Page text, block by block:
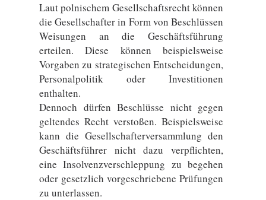
Laut polnischem Gesellschaftsrecht können
die Gesellschafter in Form von Beschlüssen
Weisungen an die Geschäftsführung
erteilen. Diese können beispielsweise
Vorgaben zu strategischen Entscheidungen,
Personalpolitik oder Investitionen
enthalten.
Dennoch dürfen Beschlüsse nicht gegen
geltendes Recht verstoßen. Beispielsweise
kann die Gesellschafterversammlung den
Geschäftsführer nicht dazu verpflichten,
eine Insolvenzverschleppung zu begehen
oder gesetzlich vorgeschriebene Prüfungen
zu unterlassen.